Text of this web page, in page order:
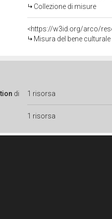
Collezione di misure
<https://w3id.org/arco/
Misura del bene
di 1 risorsa
1 risorsa